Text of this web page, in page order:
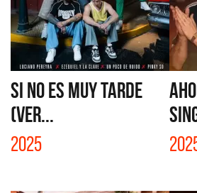
SI NO ES MUY TARDE
(VER...
2025